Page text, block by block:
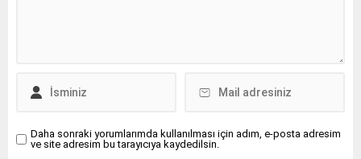
Daha sonraki yorumlarımda kullanılması için adım, e-posta adresim
ve site adresim bu tarayıcıya kaydedilsin.